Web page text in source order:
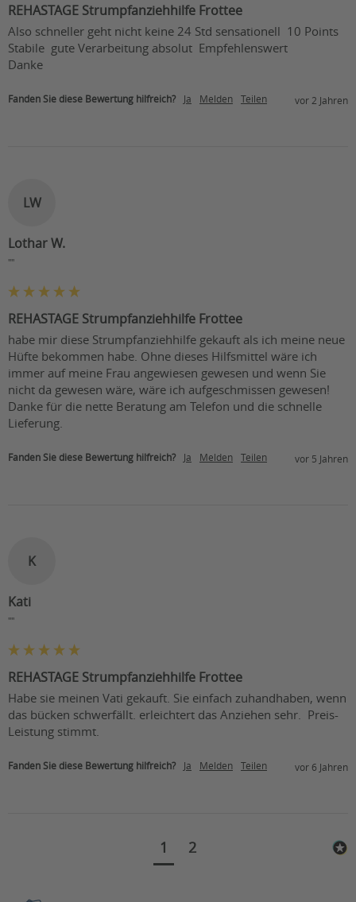
REHASTAGE Strumpfanziehhilfe Frottee
Also schneller geht nicht keine 24 Std sensationell  10 Points
Stabile  gute Verarbeitung absolut  Empfehlenswert
Danke
Fanden Sie diese Bewertung hilfreich? Ja Melden Teilen vor 2 Jahren
LW
Lothar W.
""
REHASTAGE Strumpfanziehhilfe Frottee
habe mir diese Strumpfanziehhilfe gekauft als ich meine neue
Hüfte bekommen habe. Ohne dieses Hilfsmittel wäre ich
immer auf meine Frau angewiesen gewesen und wenn Sie
nicht da gewesen wäre, wäre ich aufgeschmissen gewesen!
Danke für die nette Beratung am Telefon und die schnelle
Lieferung.
Fanden Sie diese Bewertung hilfreich? Ja Melden Teilen vor 5 Jahren
K
Kati
""
REHASTAGE Strumpfanziehhilfe Frottee
Habe sie meinen Vati gekauft. Sie einfach zuhandhaben, wenn
das bücken schwerfällt. erleichtert das Anziehen sehr.  Preis-
Leistung stimmt.
Fanden Sie diese Bewertung hilfreich? Ja Melden Teilen vor 6 Jahren
1 2